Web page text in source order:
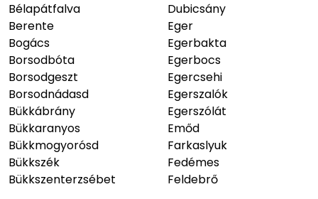
Bélapátfalva
Berente
Bogács
Borsodbóta
Borsodgeszt
Borsodnádasd
Bükkábrány
Bükkaranyos
Bükkmogyorósd
Bükkszék
Bükkszenterzsébet
Dubicsány
Eger
Egerbakta
Egerbocs
Egercsehi
Egerszalók
Egerszólát
Emőd
Farkaslyuk
Fedémes
Feldebrő